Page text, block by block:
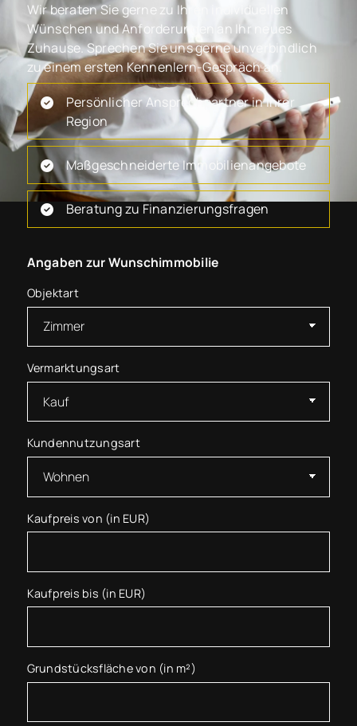
Wir beraten Sie gerne zu Ihren individuellen
Wünschen und Anforderungen an Ihr neues
Zuhause. Sprechen Sie uns gerne unverbindlich
zu einem ersten Kennenlern-Gespräch an.
Persönlicher Ansprechpartner in Ihrer
Region
Maßgeschneiderte Immobilienangebote
Beratung zu Finanzierungsfragen
Angaben zur Wunschimmobilie
Objektart
Vermarktungsart
Kundennutzungsart
Kaufpreis von (in EUR)
Kaufpreis bis (in EUR)
Grundstücksfläche von (in m²)